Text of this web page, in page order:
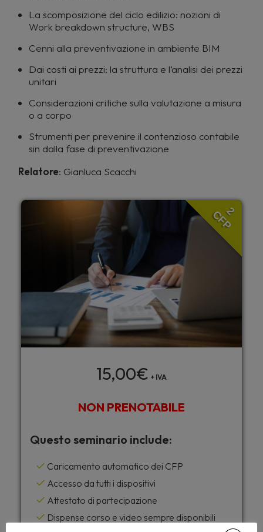
La scomposizione del ciclo edilizio: nozioni di
Work breakdown structure, WBS
Cenni alla preventivazione in ambiente BIM
Dai costi ai prezzi: la struttura e l’analisi dei prezzi
unitari
Considerazioni critiche sulla valutazione a misura
o a corpo
Strumenti per prevenire il contenzioso contabile
sin dalla fase di preventivazione
Relatore: Gianluca Scacchi
2
CFP
15,00€ + IVA
NON PRENOTABILE
Questo seminario include:
Caricamento automatico dei CFP
Accesso da tutti i dispositivi
Attestato di partecipazione
Dispense corso e video sempre disponibili